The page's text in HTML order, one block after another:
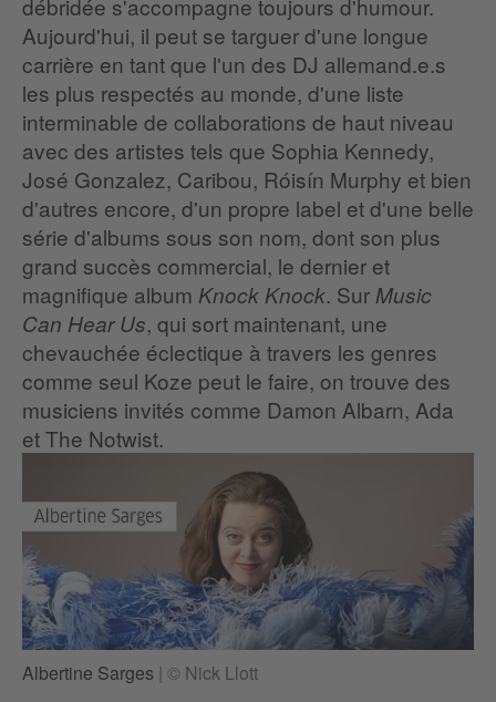
débridée s'accompagne toujours d'humour.
Aujourd'hui, il peut se targuer d'une longue
carrière en tant que l'un des DJ allemand.e.s
les plus respectés au monde, d'une liste
interminable de collaborations de haut niveau
avec des artistes tels que Sophia Kennedy,
José Gonzalez, Caribou, Róisín Murphy et bien
d'autres encore, d'un propre label et d'une belle
série d'albums sous son nom, dont son plus
grand succès commercial, le dernier et
magnifique album Knock Knock. SurMusic
Can Hear Us, qui sort maintenant, une
chevauchée éclectique à travers les genres
comme seul Koze peut le faire, on trouve des
musiciens invités comme Damon Albarn, Ada
et The Notwist.
Albertine Sarges | © Nick Llott